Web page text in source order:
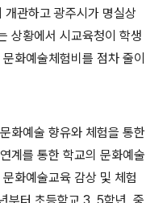
개관하고 광주시가 명실상
상황에서 시교육청이 학생
화예술체험비를 점차 줄이
화예술 향유와 체험을 통한
계를 통한 학교의 문화예술
화예술교육 감상 및 체험